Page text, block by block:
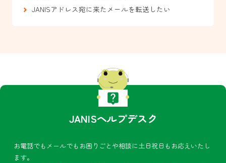
JANISアドレス宛に来たメールを転送したい
JANISヘルプデスク
お電話でもメールでもお困りごとや相談に土日祝日もお応えいたし
ます。